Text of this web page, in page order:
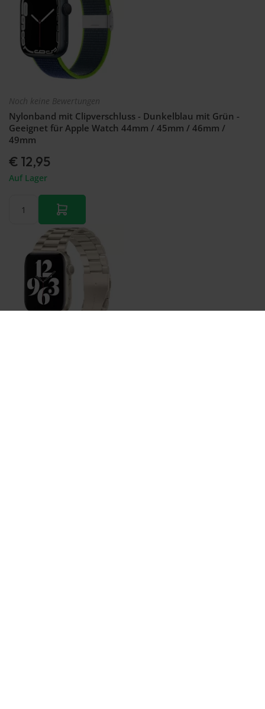
Noch keine Bewertungen
Nylonband mit Clipverschluss - Dunkelblau mit Grün -
Geeignet für Apple Watch 44mm / 45mm / 46mm /
49mm
€ 12,95
Auf Lager